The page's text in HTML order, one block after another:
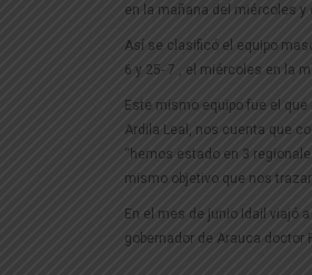
en la mañana del miércoles y
Así se clasificó el equipo
6 y 25- 7 , el miércoles en la
Este mismo equipo fue el
Ardila Leal, nos cuenta que
“hemos estado en 3
mismo objetivo que nos
En el mes de junio Idail viajó
gobernador de Arauca doctor